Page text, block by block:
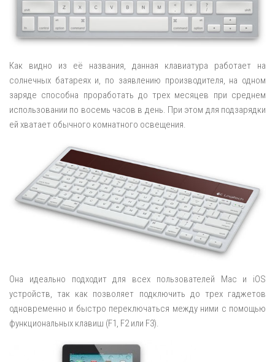
Как видно из её названия, данная клавиатура работает на
солнечных батареях и, по заявлению производителя, на одном
заряде способна проработать до трех месяцев при среднем
использовании по восемь часов в день. При этом для подзарядки
ей хватает обычного комнатного освещения.
Она идеально подходит для всех пользователей Mac и iOS
устройств, так как позволяет подключить до трех гаджетов
одновременно и быстро переключаться между ними с помощью
функциональных клавиш (F1, F2 или F3).